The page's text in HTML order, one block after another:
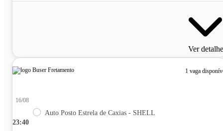
Ver
1 vaga
23:40
16/08
Auto Posto Estrela de Caxias - SHELL